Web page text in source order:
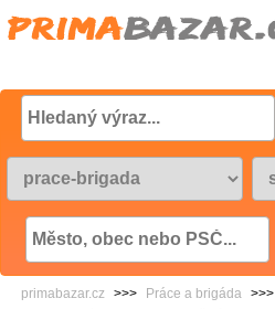
primabazar.cz >>> Práce a brigáda >>>